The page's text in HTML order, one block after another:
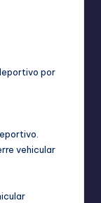
por
vehicular